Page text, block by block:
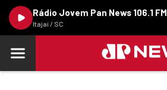
Rádio Jovem Pan News 106.1 FM
Itajaí / SC